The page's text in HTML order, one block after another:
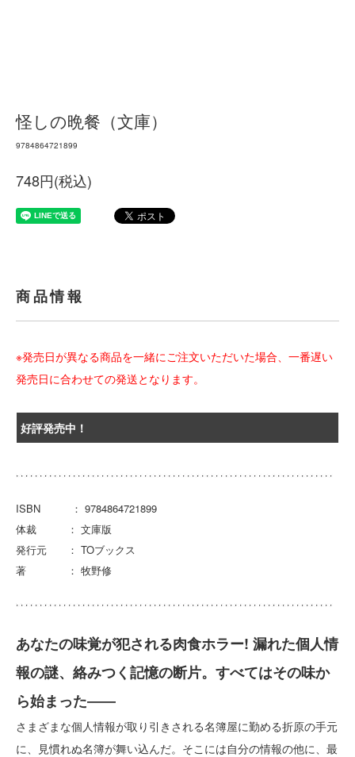
怪しの晩餐（文庫）
9784864721899
748円(税込)
商品情報
※発売日が異なる商品を一緒にご注文いただいた場合、一番遅い
発売日に合わせての発送となります。
好評発売中！
ISBN ： 9784864721899
体裁 ： 文庫版
発行元 ： TOブックス
著 ： 牧野修
あなたの味覚が犯される肉食ホラー! 漏れた個人情
報の謎、絡みつく記憶の断片。すべてはその味か
ら始まった――
さまざまな個人情報が取り引きされる名簿屋に勤める折原の手元
に、見慣れぬ名簿が舞い込んだ。そこには自分の情報の他に、最